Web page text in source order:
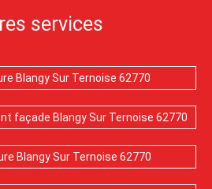
services
Blangy Sur Ternoise 62770
façade Blangy Sur Ternoise 62770
Blangy Sur Ternoise 62770